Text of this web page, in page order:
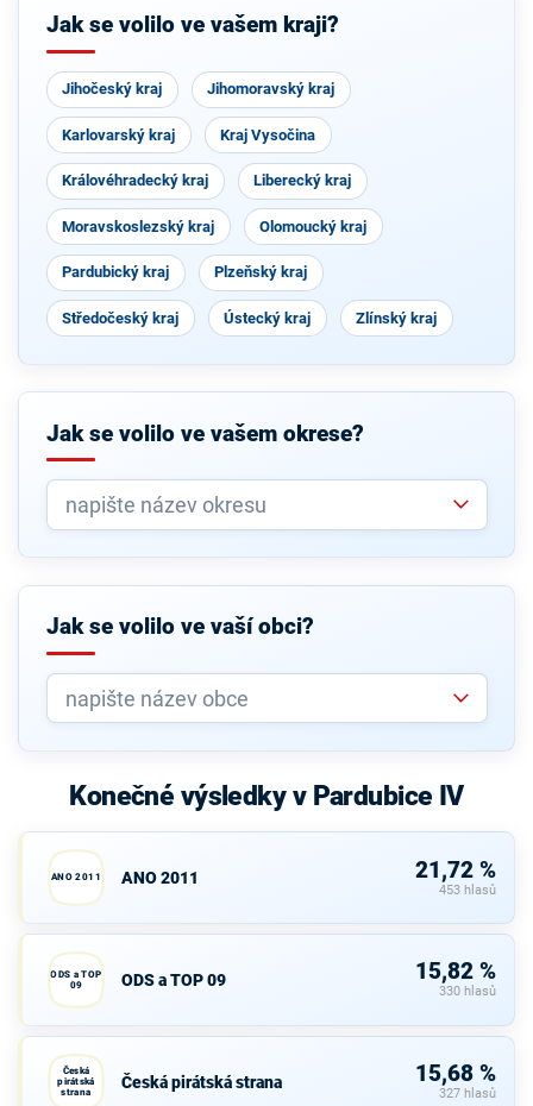
Jak se volilo ve vašem kraji?
Jihočeský kraj Jihomoravský kraj
Karlovarský kraj Kraj Vysočina
Královéhradecký kraj Liberecký kraj
Moravskoslezský kraj Olomoucký kraj
Pardubický kraj Plzeňský kraj
Středočeský kraj Ústecký kraj Zlínský kraj
Jak se volilo ve vašem okrese?
Jak se volilo ve vaší obci?
Konečné výsledky v Pardubice IV
ANO 2011 ANO 2011 21,72 %
453 hlasů
ODS a TOP
09
ODS a TOP 09 15,82 %
330 hlasů
Česká
pirátská
strana
Česká pirátská strana 15,68 %
327 hlasů